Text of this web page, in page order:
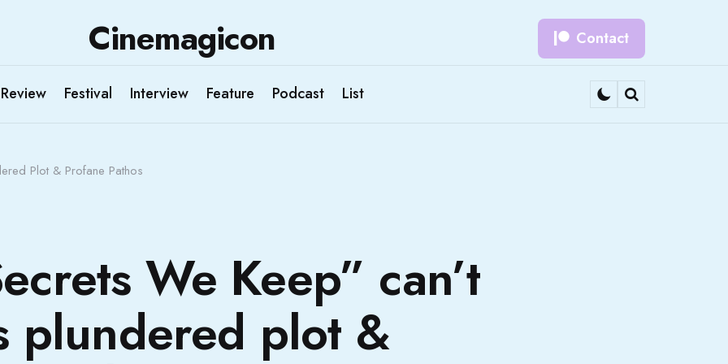
Cinemagicon Contact
Review Festival Interview Feature Podcast
List
Plot & Profane Pathos
We Keep” can’t
plundered plot &